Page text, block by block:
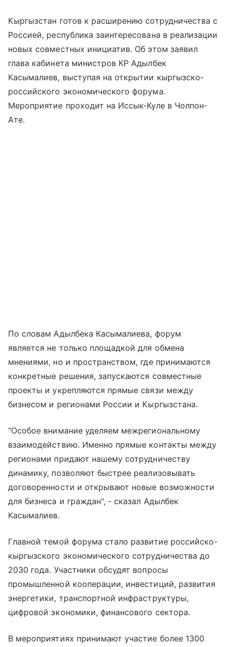
Кыргызстан готов к расширению сотрудничества с
Россией, республика заинтересована в реализации
новых совместных инициатив. Об этом заявил
глава кабинета министров КР Адылбек
Касымалиев, выступая на открытии кыргызско-
российского экономического форума.
Мероприятие проходит на Иссык-Куле в Чолпон-
Ате.
По словам Адылбека Касымалиева, форум
является не только площадкой для обмена
мнениями, но и пространством, где принимаются
конкретные решения, запускаются совместные
проекты и укрепляются прямые связи между
бизнесом и регионами России и Кыргызстана.
"Особое внимание уделяем межрегиональному
взаимодействию. Именно прямые контакты между
регионами придают нашему сотрудничеству
динамику, позволяют быстрее реализовывать
договоренности и открывают новые возможности
для бизнеса и граждан", - сказал Адылбек
Касымалиев.
Главной темой форума стало развитие российско-
кыргызского экономического сотрудничества до
2030 года. Участники обсудят вопросы
промышленной кооперации, инвестиций, развития
энергетики, транспортной инфраструктуры,
цифровой экономики, финансового сектора.
В мероприятиях принимают участие более 1300